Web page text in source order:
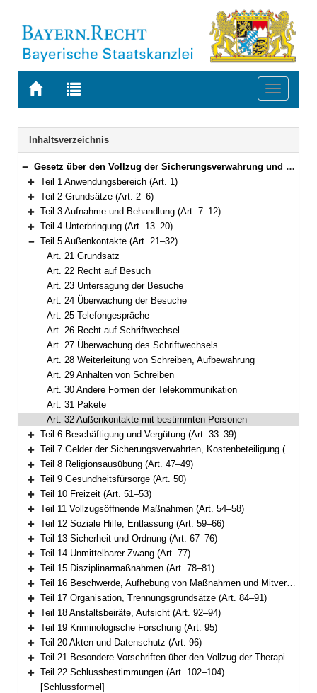
Zur
BAYERN.RECHT
Zur
letzten
Suche
Toggle
Navigation
Inhaltsverzeichnis
Bereich reduzieren
Gesetz über den Vollzug der Sicherungsverwahrung und der Therapieunterbringung (Bayerisches Sicherungsverwahrungsvollzugsgesetz – BaySvVollzG) Vom 22. Mai 2013 (GVBl. S. 275) BayRS 312-0-J (Art. 1–104)
Bereich erweitern
Teil 1 Anwendungsbereich (Art. 1)
Bereich erweitern
Teil 2 Grundsätze (Art. 2–6)
Bereich erweitern
Teil 3 Aufnahme und Behandlung (Art. 7–12)
Bereich erweitern
Teil 4 Unterbringung (Art. 13–20)
Bereich reduzieren
Teil 5 Außenkontakte (Art. 21–32)
Art. 21 Grundsatz
Art. 22 Recht auf Besuch
Art. 23 Untersagung der Besuche
Art. 24 Überwachung der Besuche
Art. 25 Telefongespräche
Art. 26 Recht auf Schriftwechsel
Art. 27 Überwachung des Schriftwechsels
Art. 28 Weiterleitung von Schreiben, Aufbewahrung
Art. 29 Anhalten von Schreiben
Art. 30 Andere Formen der Telekommunikation
Art. 31 Pakete
Art. 32 Außenkontakte mit bestimmten Personen
Bereich erweitern
Teil 6 Beschäftigung und Vergütung (Art. 33–39)
Bereich erweitern
Teil 7 Gelder der Sicherungsverwahrten, Kostenbeteiligung (Art. 40–46)
Bereich erweitern
Teil 8 Religionsausübung (Art. 47–49)
Bereich erweitern
Teil 9 Gesundheitsfürsorge (Art. 50)
Bereich erweitern
Teil 10 Freizeit (Art. 51–53)
Bereich erweitern
Teil 11 Vollzugsöffnende Maßnahmen (Art. 54–58)
Bereich erweitern
Teil 12 Soziale Hilfe, Entlassung (Art. 59–66)
Bereich erweitern
Teil 13 Sicherheit und Ordnung (Art. 67–76)
Bereich erweitern
Teil 14 Unmittelbarer Zwang (Art. 77)
Bereich erweitern
Teil 15 Disziplinarmaßnahmen (Art. 78–81)
Bereich erweitern
Teil 16 Beschwerde, Aufhebung von Maßnahmen und Mitverantwortung (Art. 82–83)
Bereich erweitern
Teil 17 Organisation, Trennungsgrundsätze (Art. 84–91)
Bereich erweitern
Teil 18 Anstaltsbeiräte, Aufsicht (Art. 92–94)
Bereich erweitern
Teil 19 Kriminologische Forschung (Art. 95)
Bereich erweitern
Teil 20 Akten und Datenschutz (Art. 96)
Bereich erweitern
Teil 21 Besondere Vorschriften über den Vollzug der Therapieunterbringung (Art. 97–101)
Bereich erweitern
Teil 22 Schlussbestimmungen (Art. 102–104)
[Schlussformel]